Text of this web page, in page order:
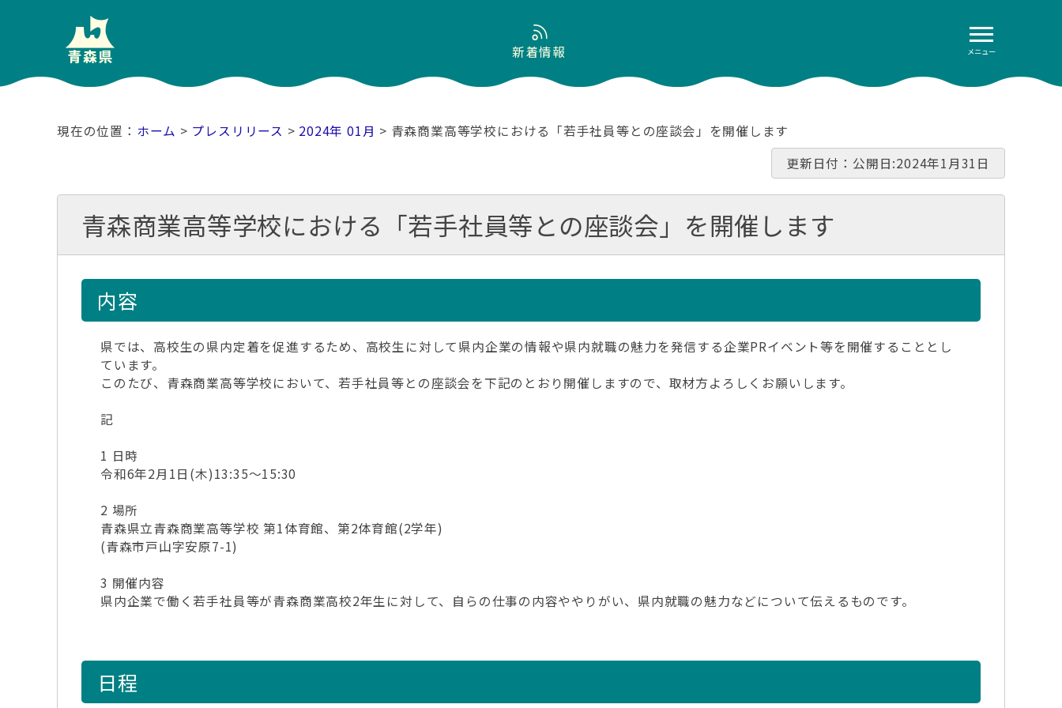
メニュー
新着情報
ホーム > プレスリリース > 2024年 01月 > 青森商業高等学校における「若手社員等との座談会」を開催します
更新日付：公開日:2024年1月31日
青森商業高等学校における「若手社員等との座談会」を開催します
内容
県では、高校生の県内定着を促進するため、高校生に対して県内企業の情報や県内就職の魅力を発信する企業PRイベント等を開催することとし
ています。
このたび、青森商業高等学校において、若手社員等との座談会を下記のとおり開催しますので、取材方よろしくお願いします。
記
1 日時
令和6年2月1日(木)13:35～15:30
2 場所
青森県立青森商業高等学校 第1体育館、第2体育館(2学年)
(青森市戸山字安原7-1)
3 開催内容
県内企業で働く若手社員等が青森商業高校2年生に対して、自らの仕事の内容ややりがい、県内就職の魅力などについて伝えるものです。
日程